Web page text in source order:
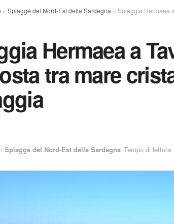
» Spiagge del Nord-Est della Sardegna » Spiaggia Hermaea
Hermaea a
tra mare
Spiagge del Nord-Est della Sardegna Tempo di